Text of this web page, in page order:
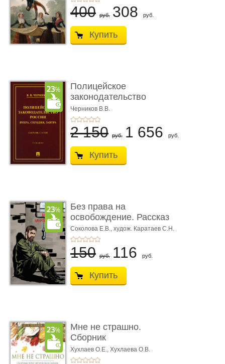
400 руб. 308 руб.
Купить
Полицейское
законодательство
России: вчера, с� ...
Черников В.В.
2 150 руб. 1 656 руб.
Купить
Без права на
освобождение. Рассказ
Соколова Е.В., худож. Каратаев С.Н.
150 руб. 116 руб.
Купить
Мне не страшно.
Сборник
терапевтических
сказо� ...
Хухлаев О.Е., Хухлаева О.В.